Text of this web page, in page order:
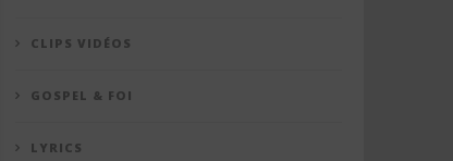
CLIPS VIDÉOS
GOSPEL & FOI
LYRICS